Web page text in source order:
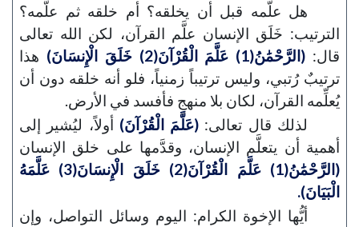
هل علَّمه قبل أن يخلقه؟ أم خلقه ثم علَّمه؟
الترتيب: خَلَق الإنسان علَّم القرآن، لكن الله تعالى
قال: (الرَّحْمَٰنُ(1) عَلَّمَ الْقُرْآنَ(2) خَلَقَ الْإِنسَانَ)
هذا
ترتيبٌ رُتبي، وليس ترتيباً زمنياً، فلو أنه خلقه دون أن
يُعلِّمه القرآن، لكان بلا منهجٍ فأفسد في الأرض.
لذلك قال تعالى: (عَلَّمَ الْقُرْآنَ) أولاً، ليُشير إلى
أهمية أن يتعلَّم الإنسان، وقدَّمها على خلق الإنسان
(الرَّحْمَٰنُ(1) عَلَّمَ الْقُرْآنَ(2) خَلَقَ الْإِنسَانَ(3) عَلَّمَهُ
الْبَيَانَ).
أيُّها الإخوة الكرام: اليوم وسائل التواصل، وإن